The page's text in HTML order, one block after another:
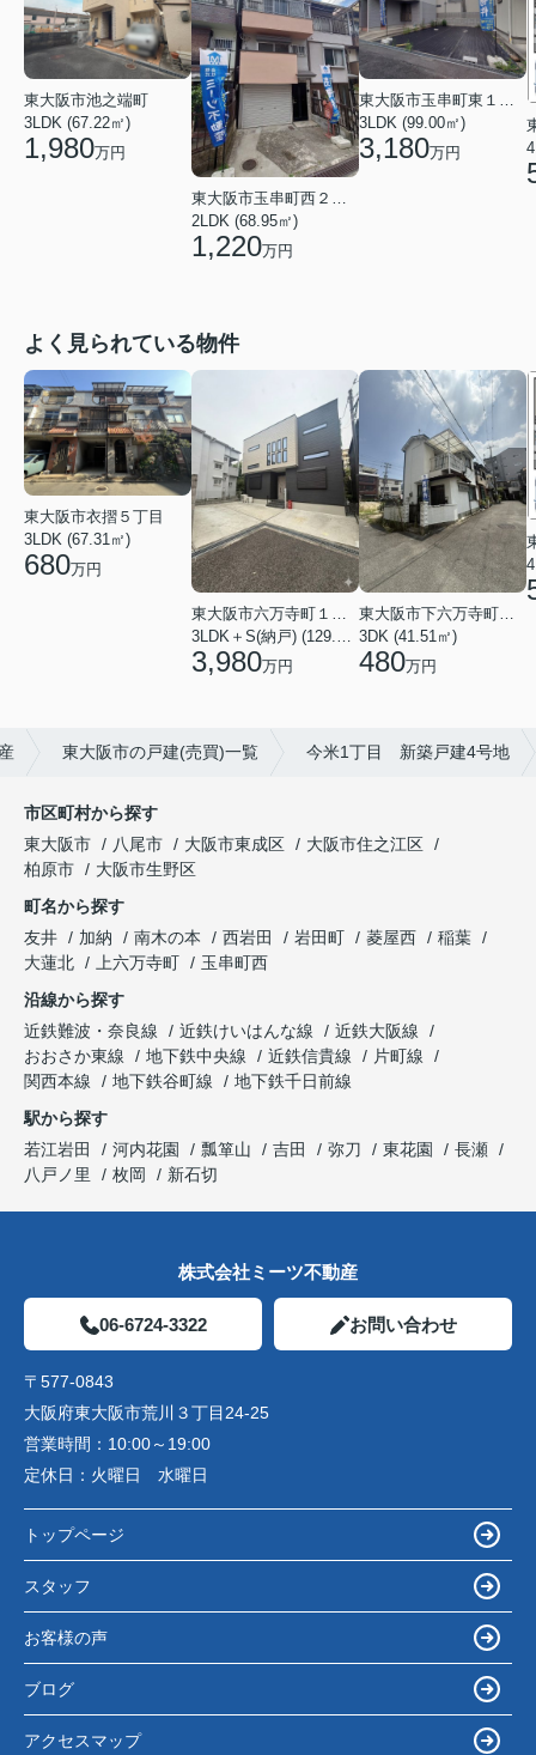
東大阪市池之端町
3LDK (67.22㎡)
1,980万円
2LDK (68.95㎡)
1,220万円
東大阪市玉串町東１丁目
3LDK (99.00㎡)
3,180万円
よく見られている物件
東大阪市衣摺５丁目
3LDK (67.31㎡)
680万円
東大阪市六万寺町１丁目
3LDK＋S(納戸) (129.17㎡)
3,980万円
東大阪市下六万寺町２丁目
3DK (41.51㎡)
480万円
東大阪市の戸建(売買)一覧 今米1丁目 新築戸建4号地
市区町村から探す
東大阪市
八尾市 大阪市東成区
大阪市住之江区
柏原市
大阪市生野区
町名から探す
友井
加納 南木の本 西岩田 岩田町 菱屋西
稲葉
大蓮北
上六万寺町
玉串町西
沿線から探す
近鉄難波・奈良線
近鉄けいはんな線
近鉄大阪線
おおさか東線
地下鉄中央線 近鉄信貴線
片町線
関西本線
地下鉄谷町線
地下鉄千日前線
駅から探す
若江岩田
河内花園 瓢箪山 吉田 弥刀 東花園
長瀬
八戸ノ里
枚岡 新石切
株式会社ミーツ不動産
06-6724-3322 お問い合わせ
〒577-0843
大阪府東大阪市荒川３丁目24-25
営業時間： 10:00～19:00
定休日： 火曜日 水曜日
トップページ
スタッフ
お客様の声
ブログ
アクセスマップ